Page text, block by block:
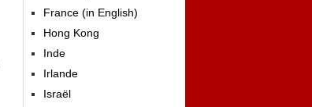
France (in English)
Hong Kong
Inde
Irlande
Israël